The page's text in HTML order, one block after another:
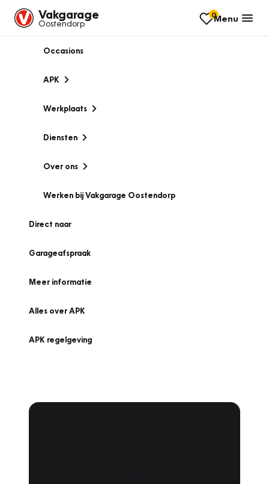
Vakgarage
Oostendorp
0Menu
Occasions
APK
Werkplaats
Diensten
Over ons
Werken bij Vakgarage Oostendorp
Direct naar
Garageafspraak
Meer informatie
Alles over APK
APK regelgeving